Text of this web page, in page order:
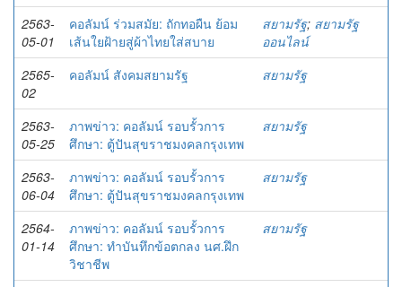
2563-
05-01
คอลัมน์ ร่วมสมัย: ถักทอผืน ย้อม
เส้นใยฝ้ายสู่ผ้าไทยใส่สบาย
สยามรัฐ; สยามรัฐ
ออนไลน์
2565-
02
คอลัมน์ สังคมสยามรัฐ สยามรัฐ
2563-
05-25
ภาพข่าว: คอลัมน์ รอบรั้วการ
ศึกษา: ตู้ปันสุขราชมงคลกรุงเทพ
สยามรัฐ
2563-
06-04
ภาพข่าว: คอลัมน์ รอบรั้วการ
ศึกษา: ตู้ปันสุขราชมงคลกรุงเทพ
สยามรัฐ
2564-
01-14
ภาพข่าว: คอลัมน์ รอบรั้วการ
ศึกษา: ทำบันทึกข้อตกลง นศ.ฝึก
วิชาชีพ
สยามรัฐ